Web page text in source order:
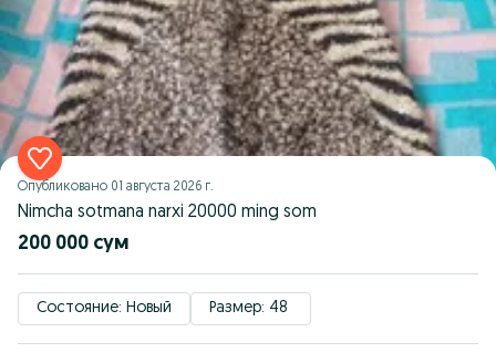
Опубликовано 01 августа 2026 г.
Nimcha sotmana narxi 20000 ming som
200 000 сум
Состояние: Новый Размер: 48